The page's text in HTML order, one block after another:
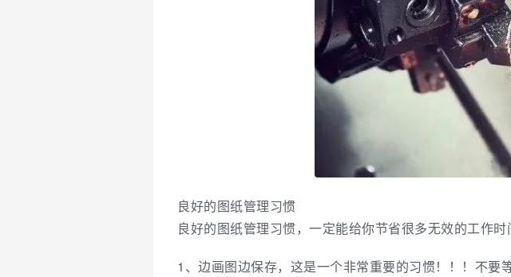
良好的图纸管理习惯
良好的图纸管理习惯，一定能给你节省很多无效的工作时
1、 边画图边保存，这是一个非常重要的习惯！！！不要